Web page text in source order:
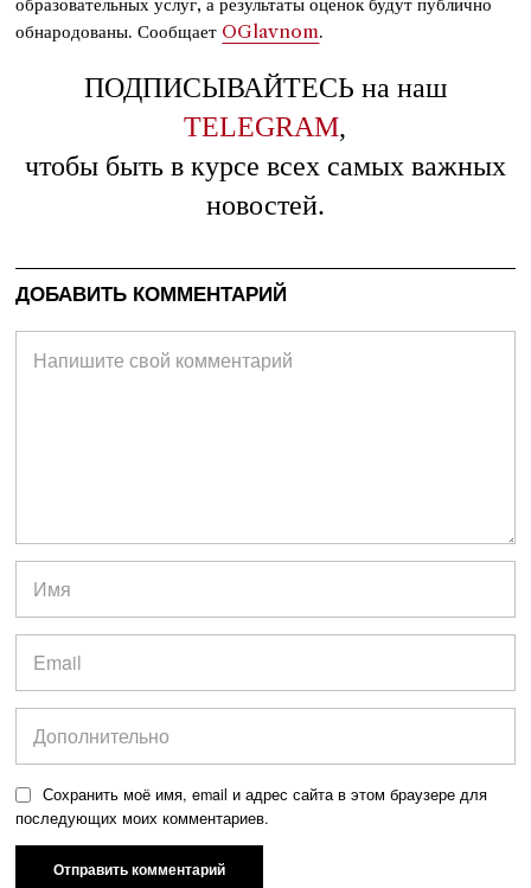
обнародованы. Сообщает OGlavnom.
ПОДПИСЫВАЙТЕСЬ на наш
TELEGRAM,
чтобы быть в курсе всех самых важных
новостей.
ДОБАВИТЬ КОММЕНТАРИЙ
Сохранить моё имя, email и адрес сайта в этом браузере для
последующих моих комментариев.